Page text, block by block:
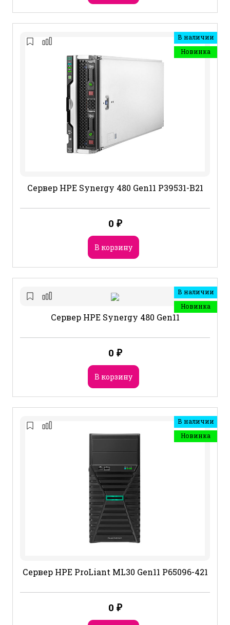
В наличии
Новинка
Сервер HPE Synergy 480 Gen11 P39531-B21
0 ₽
В корзину
В наличии
Новинка
Сервер HPE Synergy 480 Gen11
0 ₽
В корзину
В наличии
Новинка
Сервер HPE ProLiant ML30 Gen11 P65096-421
0 ₽